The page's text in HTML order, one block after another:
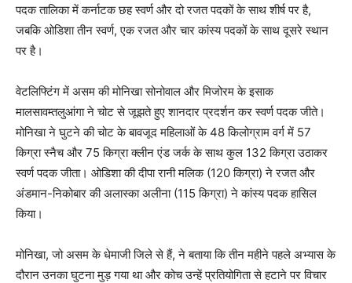
पदक तालिका में कर्नाटक छह स्वर्ण और दो रजत पदकों के साथ शीर्ष पर है,
जबकि ओडिशा तीन स्वर्ण, एक रजत और चार कांस्य पदकों के साथ दूसरे स्थान
पर है।
वेटलिफ्टिंग में असम की मोनिखा सोनोवाल और मिजोरम के इसाक
मालसावम्तलुआंगा ने चोट से जूझते हुए शानदार प्रदर्शन कर स्वर्ण पदक जीते।
मोनिखा ने घुटने की चोट के बावजूद महिलाओं के 48 किलोग्राम वर्ग में 57
किग्रा स्नैच और 75 किग्रा क्लीन एंड जर्क के साथ कुल 132 किग्रा उठाकर
स्वर्ण पदक जीता। ओडिशा की दीपा रानी मलिक (120 किग्रा) ने रजत और
अंडमान-निकोबार की अलास्का अलीना (115 किग्रा) ने कांस्य पदक हासिल
किया।
मोनिखा, जो असम के धेमाजी जिले से हैं, ने बताया कि तीन महीने पहले अभ्यास के
दौरान उनका घुटना मुड़ गया था और कोच उन्हें प्रतियोगिता से हटाने पर विचार